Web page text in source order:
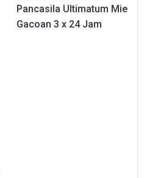
Pancasila Ultimatum Mie
Gacoan 3 x 24 Jam